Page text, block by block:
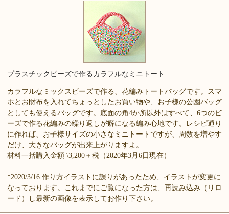
プラスチックビーズで作るカラフルなミニトート
カラフルなミックスビーズで作る、花編みトートバッグです。スマ
ホとお財布を入れてちょっとしたお買い物や、お子様の公園バッグ
としても使えるバッグです。底面の角4か所以外はすべて、6つのビ
ーズで作る花編みの繰り返しが癖になる編み心地です。レシピ通り
に作れば、お子様サイズの小さなミニトートですが、周数を増やす
だけ、大きなバッグが出来上がりますよ。
材料一括購入金額 \3,200＋税（2020年3月6日現在）
*2020/3/16 作り方イラストに誤りがあったため、イラストが変更に
なっております。これまでにご覧になった方は、再読み込み（リロ
ード）し最新の画像を表示してお作り下さい。